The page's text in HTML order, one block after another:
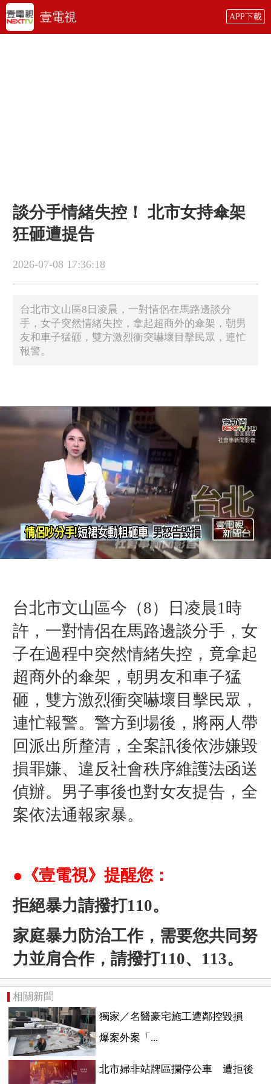
壹電視 APP下載
談分手情緒失控！ 北市女持傘架
狂砸遭提告
2026-07-08 17:36:18
台北市文山區8日凌晨，一對情侶在馬路邊談分
手，女子突然情緒失控，拿起超商外的傘架，朝男
友和車子猛砸，雙方激烈衝突嚇壞目擊民眾，連忙
報警。
台北市文山區今（8）日凌晨1時
許，一對情侶在馬路邊談分手，女
子在過程中突然情緒失控，竟拿起
超商外的傘架，朝男友和車子猛
砸，雙方激烈衝突嚇壞目擊民眾，
連忙報警。警方到場後，將兩人帶
回派出所釐清，全案訊後依涉嫌毀
損罪嫌、違反社會秩序維護法函送
偵辦。男子事後也對女友提告，全
案依法通報家暴。
●《壹電視》提醒您：
拒絕暴力請撥打110。
家庭暴力防治工作，需要您共同努
力並肩合作，請撥打110、113。
相關新聞
獨家／名醫豪宅施工遭鄰控毀損
爆案外案「...
北市婦非站牌區攔停公車 遭拒後